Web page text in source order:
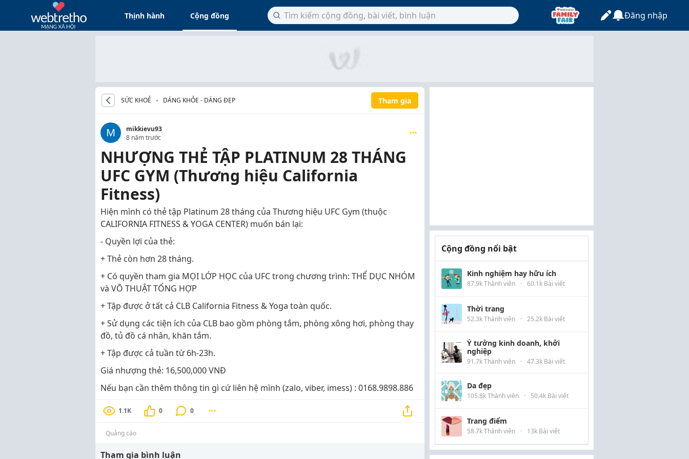
Thịnh hành Cộng đồng Đăng nhập
SỨC KHOẺ DÁNG KHỎE - DÁNG ĐẸP Tham gia
M
mikkievu93
8 năm trước
NHƯỢNG THẺ TẬP PLATINUM 28 THÁNG
UFC GYM (Thương hiệu California
Fitness)
Hiện mình có thẻ tập Platinum 28 tháng của Thương hiệu UFC Gym (thuộc
CALIFORNIA FITNESS & YOGA CENTER) muốn bán lại:
- Quyền lợi của thẻ:
+ Thẻ còn hơn 28 tháng.
+ Có quyền tham gia MỌI LỚP HỌC của UFC trong chương trình: THỂ DỤC NHÓM
và VÕ THUẬT TỔNG HỢP
+ Tập được ở tất cả CLB California Fitness & Yoga toàn quốc.
+ Sử dụng các tiện ích của CLB bao gồm phòng tắm, phòng xông hơi, phòng thay
đồ, tủ đồ cá nhân, khăn tắm.
+ Tập được cả tuần từ 6h-23h.
Giá nhượng thẻ: 16,500,000 VNĐ
Nếu bạn cần thêm thông tin gì cứ liên hệ mình (zalo, viber, imess) : 0168.9898.886
1.1K 0 0
Quảng cáo
Tham gia bình luận
Cộng đồng nổi bật
Kinh nghiệm hay hữu ích
87.9k Thành viên · 60.1k Bài viết
Thời trang
52.3k Thành viên · 25.2k Bài viết
Ý tưởng kinh doanh, khởi
nghiệp
91.7k Thành viên · 47.3k Bài viết
Da đẹp
105.8k Thành viên · 50.4k Bài viết
Trang điểm
58.7k Thành viên · 13k Bài viết